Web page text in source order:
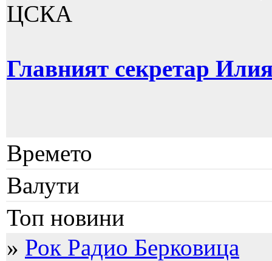
ЦСКА
Главният секретар
Времето
Валути
Топ новини
» Рок Радио Берковица